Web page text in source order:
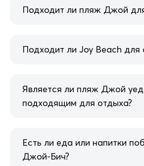
Подходит ли пляж Джой
Подходит ли Joy Beach для
Является ли пляж Джой
подходящим для отдыха?
Есть ли еда или напитки
Джой-Бич?